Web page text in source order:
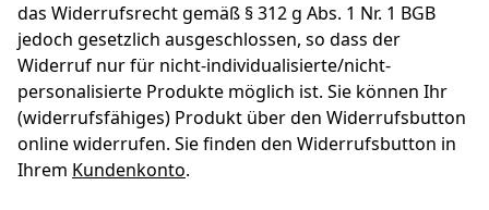
das Widerrufsrecht gemäß § 312 g Abs. 1 Nr. 1 BGB
jedoch gesetzlich ausgeschlossen, so dass der
Widerruf nur für nicht-individualisierte/nicht-
personalisierte Produkte möglich ist. Sie können Ihr
(widerrufsfähiges) Produkt über den Widerrufsbutton
online widerrufen. Sie finden den Widerrufsbutton in
Ihrem Kundenkonto.